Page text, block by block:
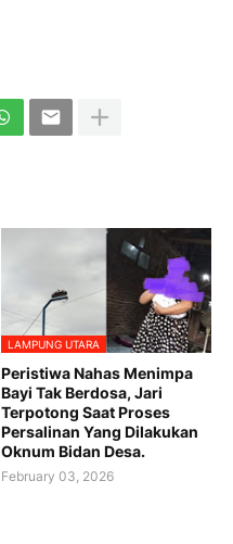
LAMPUNG UTARA
Peristiwa Nahas Menimpa
Bayi Tak Berdosa, Jari
Terpotong Saat Proses
Persalinan Yang Dilakukan
Oknum Bidan Desa.
February 03, 2026